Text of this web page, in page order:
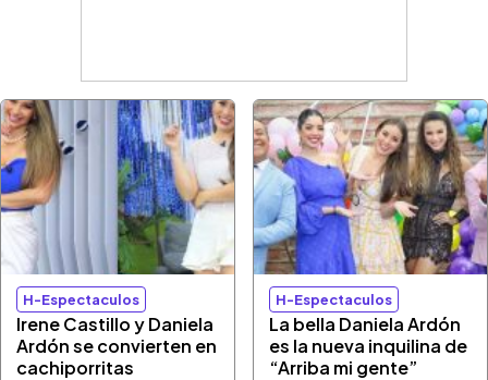
H-Espectaculos
Irene Castillo y Daniela
Ardón se convierten en
cachiporritas
H-Espectaculos
La bella Daniela Ardón
es la nueva inquilina de
“Arriba mi gente”